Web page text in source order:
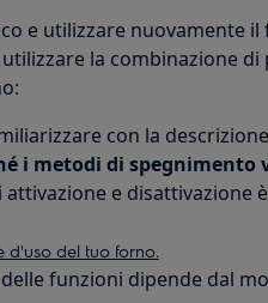
e utilizzare nuovamente
la combinazione
con la
i metodi di spegnimento
attivazione e disattivazione
d'uso del tuo forno.
funzioni dipende dal